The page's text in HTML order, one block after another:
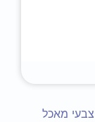
צבעי מאכל